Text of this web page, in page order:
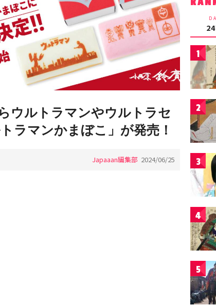
ウルトラマンやウルトラセ
ラマンかまぼこ」が発売！
Japaaan編集部 2024/06/25
1
2
3
4
5